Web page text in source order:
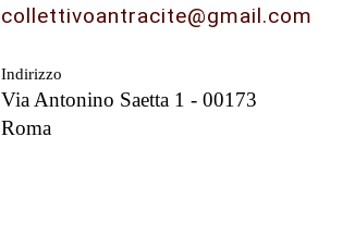
collettivoantracite@gmail.com
Indirizzo
Via Antonino Saetta 1 - 00173
Roma